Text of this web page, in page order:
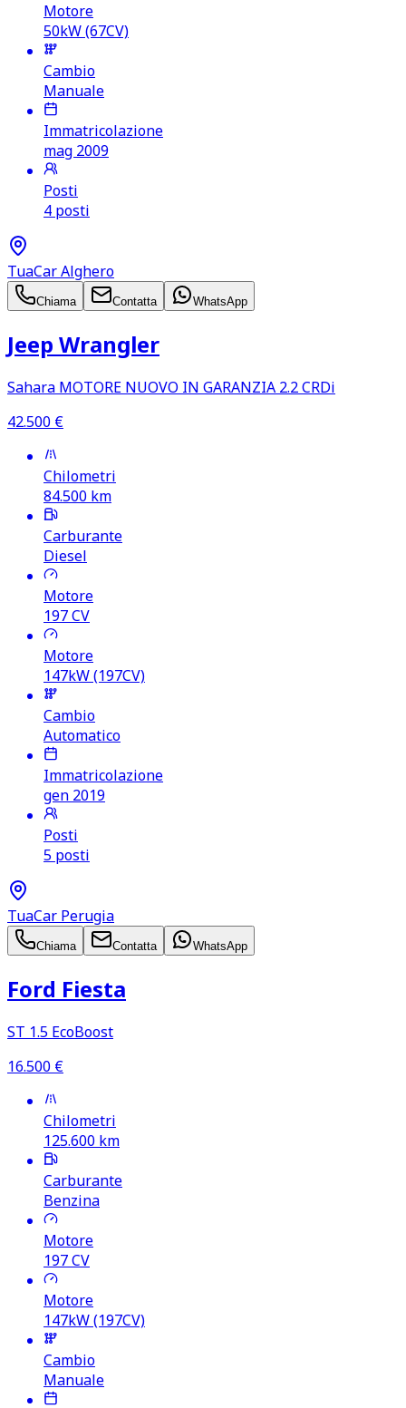
Motore
50kW (67CV)
Cambio
Manuale
Immatricolazione
mag 2009
Posti
4 posti
TuaCar Alghero
Chiama Contatta WhatsApp
Jeep Wrangler
Sahara MOTORE NUOVO IN GARANZIA 2.2 CRDi
42.500 €
Chilometri
84.500 km
Carburante
Diesel
Motore
197CV
Motore
147kW (197CV)
Cambio
Automatico
Immatricolazione
gen 2019
Posti
5 posti
TuaCar Perugia
Chiama Contatta WhatsApp
Ford Fiesta
ST 1.5 EcoBoost
16.500 €
Chilometri
125.600 km
Carburante
Benzina
Motore
197CV
Motore
147kW (197CV)
Cambio
Manuale